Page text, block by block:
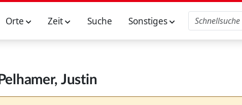
Orte Zeit Suche Sonstiges
Pelhamer, Justin